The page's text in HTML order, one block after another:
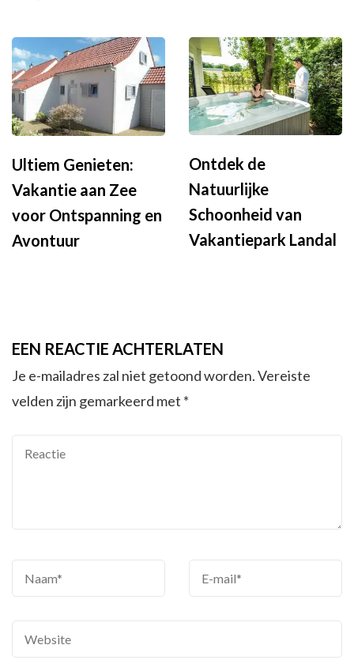
Ultiem Genieten:
Vakantie aan Zee
voor Ontspanning en
Avontuur
Ontdek de
Natuurlijke
Schoonheid van
Vakantiepark Landal
EEN REACTIE ACHTERLATEN
Je e-mailadres zal niet getoond worden.Vereiste
velden zijn gemarkeerd met *